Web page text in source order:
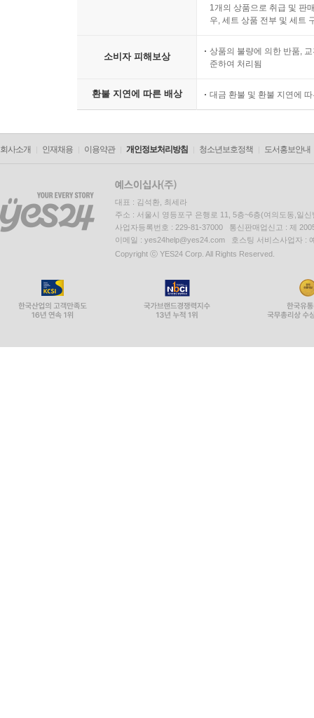
1개의 상품으로 취급 및 판
우, 세트 상품 전부 및 세트
소비자 피해보상
상품의 불량에 의한 반품,
준하여 처리됨
환불 지연에 따른 배상 대금 환불 및 환불 지연에
회사소개 인재채용 이용약관 개인정보처리방침 청소년보호정책 도서홍보안내
대표 : 김석환, 최세라
주소 : 서울시 영등포구 은행로 11, 5층~6층(여의도동,일신
사업자등록번호 : 229-81-37000 통신판매업신고 : 제
이메일 : yes24help@yes24.com 호스팅 서비스사업자 :
Copyright ⓒ YES24 Corp. All Rights Reserved.